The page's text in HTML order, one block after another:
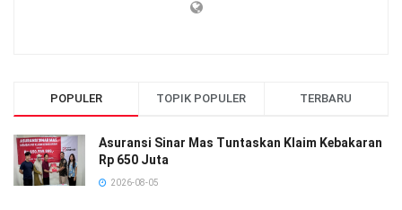
POPULER TOPIK POPULER TERBARU
Asuransi Sinar Mas Tuntaskan Klaim Kebakaran
Rp 650 Juta
2026-08-05